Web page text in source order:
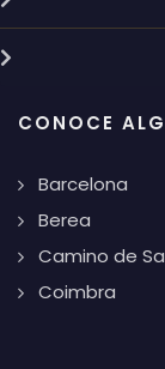
CONOCE
Barcelona
Berea
Camino de
Coimbra